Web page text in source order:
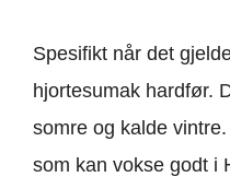
Spesifikt når det
hjortesumak hardfør.
somre og kalde
som kan vokse godt i